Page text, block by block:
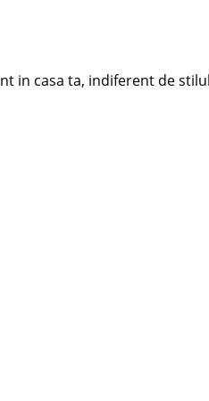
in casa ta, indiferent de